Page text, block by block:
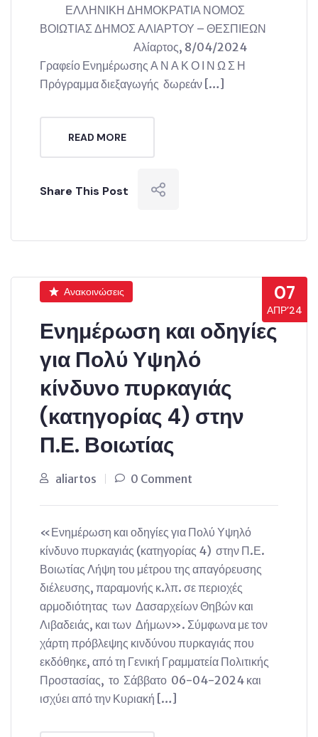
ΕΛΛΗΝΙΚΗ ΔΗΜΟΚΡΑΤΙΑ ΝΟΜΟΣ
ΒΟΙΩΤΙΑΣ ΔΗΜΟΣ ΑΛΙΑΡΤΟΥ – ΘΕΣΠΙΕΩΝ
Αλίαρτος, 8/04/2024
Γραφείο Ενημέρωσης Α Ν Α Κ Ο Ι Ν Ω Σ Η
Πρόγραμμα διεξαγωγής δωρεάν […]
READ MORE
Share This Post
07
ΑΠΡ’24
Ανακοινώσεις
Ενημέρωση και οδηγίες
για Πολύ Υψηλό
κίνδυνο πυρκαγιάς
(κατηγορίας 4) στην
Π.Ε. Βοιωτίας
aliartos 0 Comment
«Ενημέρωση και οδηγίες για Πολύ Υψηλό
κίνδυνο πυρκαγιάς (κατηγορίας 4) στην Π.Ε.
Βοιωτίας Λήψη του μέτρου της απαγόρευσης
διέλευσης, παραμονής κ.λπ. σε περιοχές
αρμοδιότητας των Δασαρχείων Θηβών και
Λιβαδειάς, και των Δήμων». Σύμφωνα με τον
χάρτη πρόβλεψης κινδύνου πυρκαγιάς που
εκδόθηκε, από τη Γενική Γραμματεία Πολιτικής
Προστασίας, το Σάββατο 06-04-2024 και
ισχύει από την Κυριακή […]